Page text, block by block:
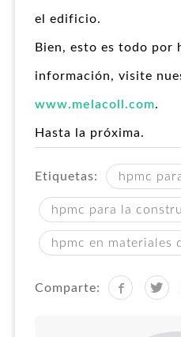
el edificio.
Bien, esto es todo por
información, visite
www.melacoll.com.
Hasta la próxima.
Etiquetas: hpmc
hpmc para la
hpmc en materiales
Comparte: